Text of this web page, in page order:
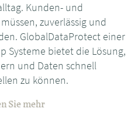
Kunden- und
zuverlässig und
GlobalDataProtect einer
Systeme bietet die Lösung,
und Daten schnell
zu können.
Sie mehr